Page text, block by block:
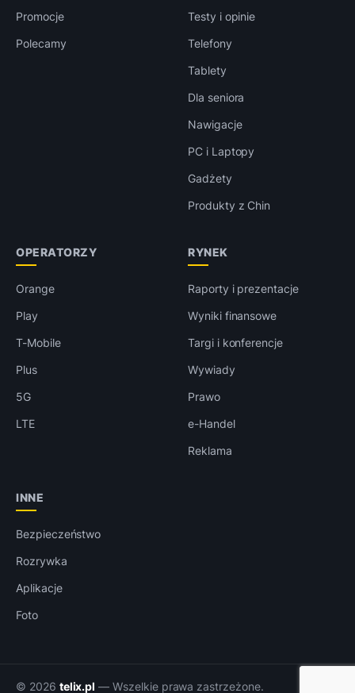
Promocje
Polecamy
Testy i opinie
Telefony
Tablety
Dla seniora
Nawigacje
PC i Laptopy
Gadżety
Produkty z Chin
OPERATORZY
Orange
Play
T-Mobile
Plus
5G
LTE
RYNEK
Raporty i prezentacje
Wyniki finansowe
Targi i konferencje
Wywiady
Prawo
e-Handel
Reklama
INNE
Bezpieczeństwo
Rozrywka
Aplikacje
Foto
© 2026 telix.pl — Wszelkie prawa zastrzeżone.